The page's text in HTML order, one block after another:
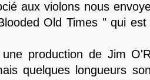
aux violons nous
Old Times " qui
production de Jim
quelques longueurs